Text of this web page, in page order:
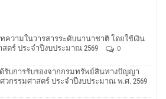
วามในวารสารระดับนานาชาติ โดยใช้เงิน
ตร์ ประจำปีงบประมาณ 2569
0
รับการรับรองจากกรมทรัพย์สินทางปัญญา
วกรรมศาสตร์ ประจำปีงบประมาณ พ.ศ. 2569